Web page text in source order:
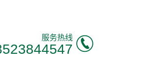
服务热线